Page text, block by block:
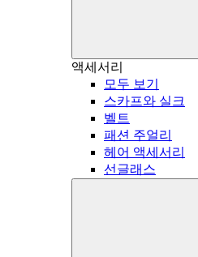
액세서리
모두 보기
스카프와 실크
벨트
패션 주얼리
헤어 액세서리
선글래스